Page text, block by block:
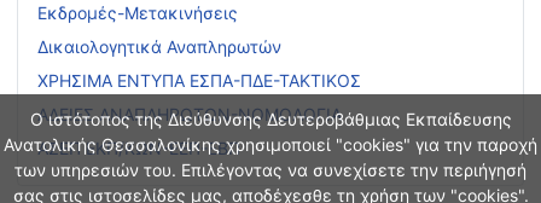
Ο ιστότοπος της Διεύθυνσης Δευτεροβάθμιας Εκπαίδευσης
Ανατολικής Θεσσαλονίκης χρησιμοποιεί "cookies" για την παροχή
των υπηρεσιών του. Επιλέγοντας να συνεχίσετε την περιήγησή
σας στις ιστοσελίδες μας, αποδέχεσθε τη χρήση των "cookies".
Εκδρομές-Μετακινήσεις
Δικαιολογητικά Αναπληρωτών
ΧΡΗΣΙΜΑ ΕΝΤΥΠΑ ΕΣΠΑ-ΠΔΕ-ΤΑΚΤΙΚΟΣ
ΑΔΕΙΕΣ ΑΝΑΠΛΗΡΩΤΩΝ-ΝΟΜΟΛΟΓΙΑ
ΑΣΕΠ ΕΚΠ/ΚΩΝ-ΕΕΠ-ΕΒΠ